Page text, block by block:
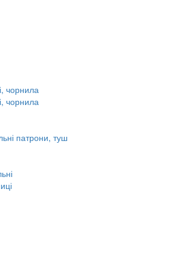
чорнила
чорнила
патрони, туш